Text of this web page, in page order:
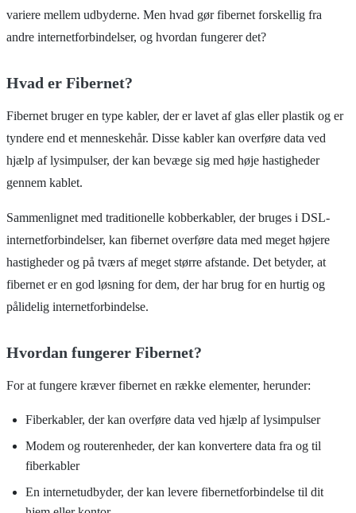
variere mellem udbyderne. Men hvad gør fibernet forskellig fra
andre internetforbindelser, og hvordan fungerer det?
Hvad er Fibernet?
Fibernet bruger en type kabler, der er lavet af glas eller plastik og er
tyndere end et menneskehår. Disse kabler kan overføre data ved
hjælp af lysimpulser, der kan bevæge sig med høje hastigheder
gennem kablet.
Sammenlignet med traditionelle kobberkabler, der bruges i DSL-
internetforbindelser, kan fibernet overføre data med meget højere
hastigheder og på tværs af meget større afstande. Det betyder, at
fibernet er en god løsning for dem, der har brug for en hurtig og
pålidelig internetforbindelse.
Hvordan fungerer Fibernet?
For at fungere kræver fibernet en række elementer, herunder:
Fiberkabler, der kan overføre data ved hjælp af lysimpulser
Modem og routerenheder, der kan konvertere data fra og til
fiberkabler
En internetudbyder, der kan levere fibernetforbindelse til dit